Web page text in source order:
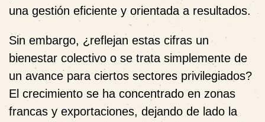
una gestión eficiente y orientada a resultados.
Sin embargo, ¿reflejan estas cifras un
bienestar colectivo o se trata simplemente de
un avance para ciertos sectores privilegiados?
El crecimiento se ha concentrado en zonas
francas y exportaciones, dejando de lado la